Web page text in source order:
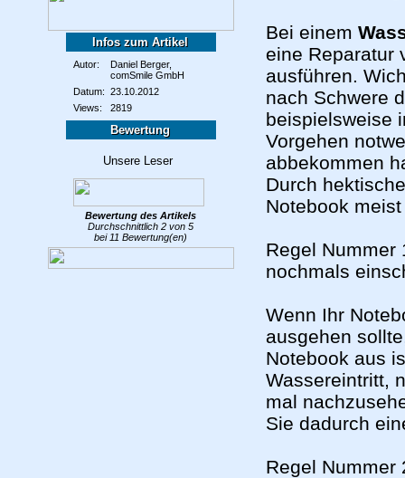
Infos zum Artikel
Autor:
Daniel Berger,
comSmile GmbH
Datum:
23.10.2012
Views:
2819
Bewertung
Bewertung des Artikels
Durchschnittlich 2 von 5
bei 11 Bewertung(en)
Bei einem
eine Reparatur
ausführen.
nach Schwere
beispielsweise
Vorgehen
abbekommen
Durch
Notebook
Regel Nummer
nochmals
Wenn Ihr
ausgehen
Notebook aus
Wassereintritt,
mal
Sie dadurch
Regel Nummer